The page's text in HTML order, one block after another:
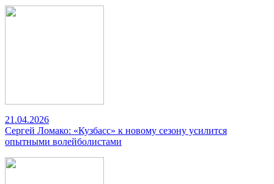
21.04.2026
Сергей Ломако: «Кузбасс» к новому сезону усилится
опытными волейболистами